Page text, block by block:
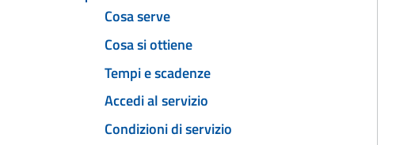
Cosa serve
Cosa si ottiene
Tempi e scadenze
Accedi al servizio
Condizioni di servizio